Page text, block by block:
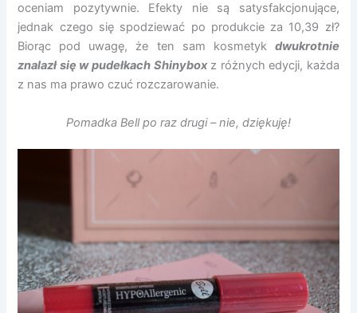
oceniam pozytywnie. Efekty nie są satysfakcjonujące,
jednak czego się spodziewać po produkcie za 10,39 zł?
Biorąc pod uwagę, że ten sam kosmetyk dwukrotnie
znalazł się w pudełkach Shinyboxz różnych edycji, każda
z nas ma prawo czuć rozczarowanie.
Pomadka Bell po raz drugi – nie, dziękuję!